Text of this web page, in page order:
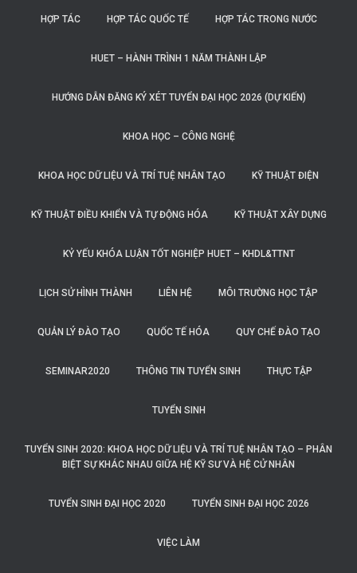
HỢP TÁC HỢP TÁC QUỐC TẾ HỢP TÁC TRONG NƯỚC
HUET – HÀNH TRÌNH 1 NĂM THÀNH LẬP
HƯỚNG DẪN ĐĂNG KÝ XÉT TUYỂN ĐẠI HỌC 2026 (DỰ KIẾN)
KHOA HỌC – CÔNG NGHỆ
KHOA HỌC DỮ LIỆU VÀ TRÍ TUỆ NHÂN TẠO KỸ THUẬT ĐIỆN
KỸ THUẬT ĐIỀU KHIỂN VÀ TỰ ĐỘNG HÓA KỸ THUẬT XÂY DỰNG
KỶ YẾU KHÓA LUẬN TỐT NGHIỆP HUET – KHDL&TTNT
LỊCH SỬ HÌNH THÀNH LIÊN HỆ MÔI TRƯỜNG HỌC TẬP
QUẢN LÝ ĐÀO TẠO QUỐC TẾ HÓA QUY CHẾ ĐÀO TẠO
SEMINAR2020 THÔNG TIN TUYỂN SINH THỰC TẬP
TUYỂN SINH
TUYỂN SINH 2020: KHOA HỌC DỮ LIỆU VÀ TRÍ TUỆ NHÂN TẠO – PHÂN
BIỆT SỰ KHÁC NHAU GIỮA HỆ KỸ SƯ VÀ HỆ CỬ NHÂN
TUYỂN SINH ĐẠI HỌC 2020 TUYỂN SINH ĐẠI HỌC 2026
VIỆC LÀM